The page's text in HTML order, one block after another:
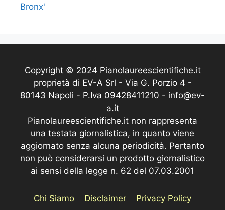
Bronx'
Copyright © 2024 Pianolaureescientifiche.it
proprietà di EV-A Srl - Via G. Porzio 4 -
80143 Napoli - P.Iva 09428411210 - info@ev-
a.it
Pianolaureescientifiche.it non rappresenta
una testata giornalistica, in quanto viene
aggiornato senza alcuna periodicità. Pertanto
non può considerarsi un prodotto giornalistico
ai sensi della legge n. 62 del 07.03.2001
Chi Siamo Disclaimer Privacy Policy